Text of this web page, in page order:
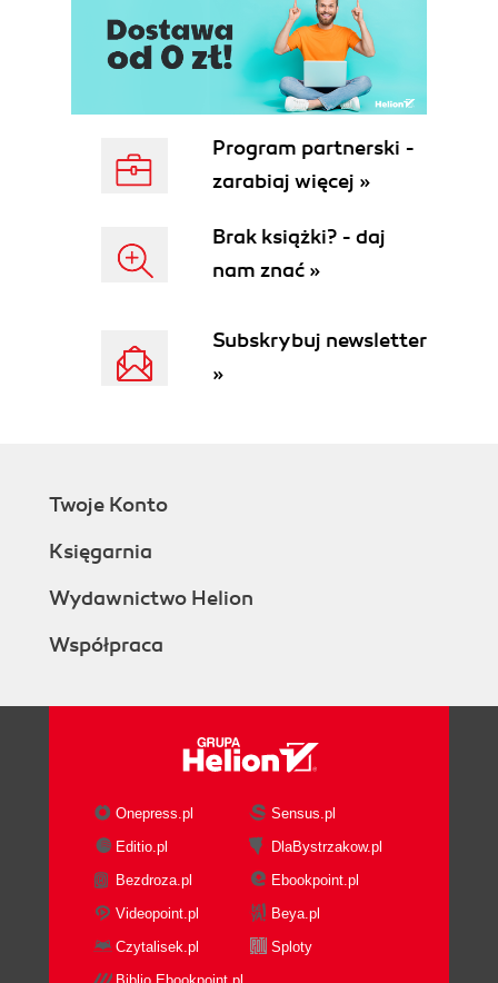
Program partnerski -
zarabiaj więcej »
Brak książki? - daj
nam znać »
Subskrybuj newsletter
»
Twoje Konto
Księgarnia
Wydawnictwo Helion
Współpraca
Onepress.pl
Sensus.pl
Editio.pl
DlaBystrzakow.pl
Bezdroza.pl
Ebookpoint.pl
Videopoint.pl
Beya.pl
Czytalisek.pl
Sploty